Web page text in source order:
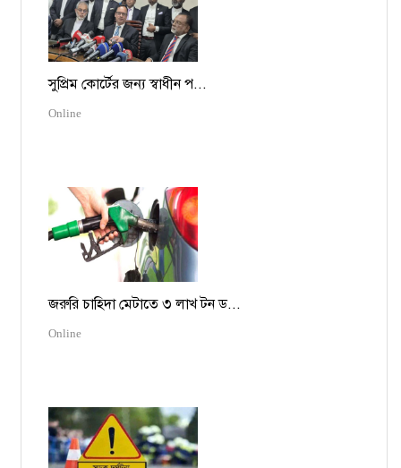
সুপ্রিম কোর্টের জন্য স্বাধীন প...
Online
জরুরি চাহিদা মেটাতে ৩ লাখ টন ড...
Online